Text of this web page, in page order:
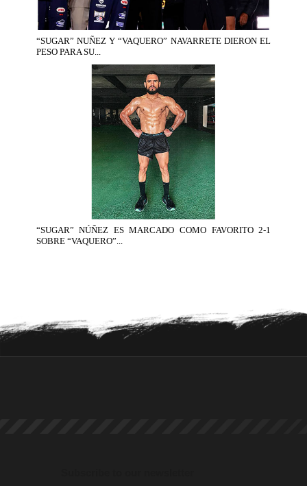
“SUGAR” NUÑEZ Y “VAQUERO” NAVARRETE DIERON EL
PESO PARA SU...
“SUGAR” NÚÑEZ ES MARCADO COMO FAVORITO 2-1
SOBRE “VAQUERO”...